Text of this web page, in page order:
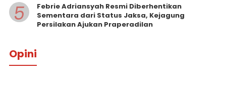
5
Febrie Adriansyah Resmi Diberhentikan
Sementara dari Status Jaksa, Kejagung
Persilakan Ajukan Praperadilan
Opini